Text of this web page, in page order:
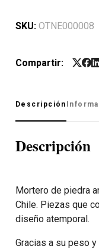
SKU: OTNE000008
Compartir:
Descripción
Descripción
Mortero de piedra
Chile. Piezas que
diseño atemporal.
Gracias a su peso